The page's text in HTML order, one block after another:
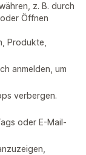
z. B. durch
Öffnen
Produkte,
anmelden, um
verbergen.
oder E-Mail-